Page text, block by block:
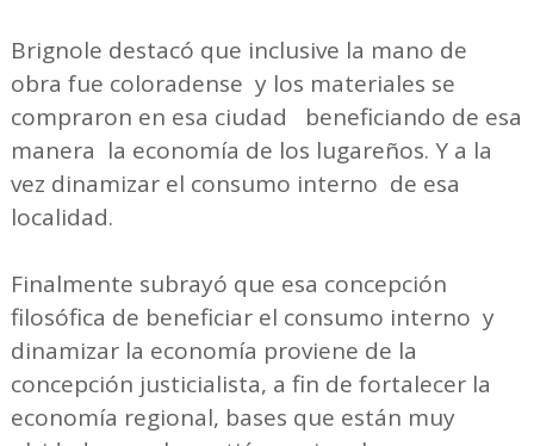
Brignole destacó que inclusive la mano de
obra fue coloradense y los materiales se
compraron en esa ciudad beneficiando de esa
manera la economía de los lugareños. Y a la
vez dinamizar el consumo interno de esa
localidad.
Finalmente subrayó que esa concepción
filosófica de beneficiar el consumo interno y
dinamizar la economía proviene de la
concepción justicialista, a fin de fortalecer la
economía regional, bases que están muy